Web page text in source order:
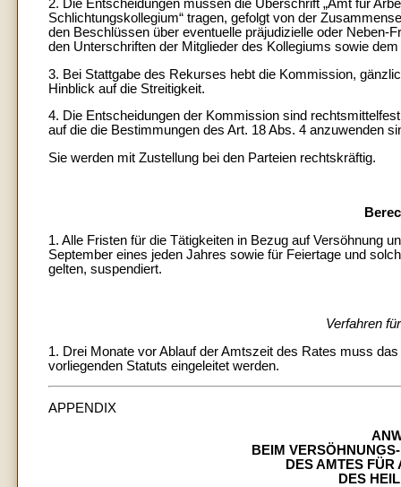
2. Die Entscheidungen müssen die Überschrift „Amt für
Schlichtungskollegium“ tragen, gefolgt von der
den Beschlüssen über eventuelle präjudizielle oder
den Unterschriften der Mitglieder des Kollegiums sowie
3. Bei Stattgabe des Rekurses hebt die Kommission,
Hinblick auf die Streitigkeit.
4. Die Entscheidungen der Kommission sind
auf die die Bestimmungen des Art. 18 Abs. 4 anzuwenden
Sie werden mit Zustellung bei den Parteien rechtskräftig.
1. Alle Fristen für die Tätigkeiten in Bezug auf Versöhnung
September eines jeden Jahres sowie für Feiertage und
gelten, suspendiert.
Verfahren
1. Drei Monate vor Ablauf der Amtszeit des Rates muss
vorliegenden Statuts eingeleitet werden.
APPENDIX
BEIM
DES AMTES
DES